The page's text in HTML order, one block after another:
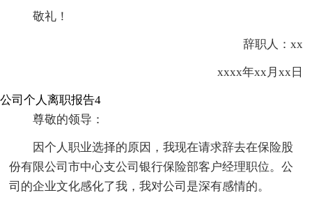
敬礼！
辞职人：xx
xxxx年xx月xx日
公司个人离职报告4
尊敬的领导：
因个人职业选择的原因，我现在请求辞去在保险股
份有限公司市中心支公司银行保险部客户经理职位。公
司的企业文化感化了我，我对公司是深有感情的。